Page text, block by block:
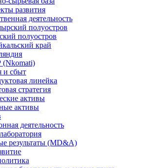
развития
деятельность
полуостров
полуостров
край
и сбыт
линейка
стратегия
активы
активы
деятельность
результаты (MD&A)